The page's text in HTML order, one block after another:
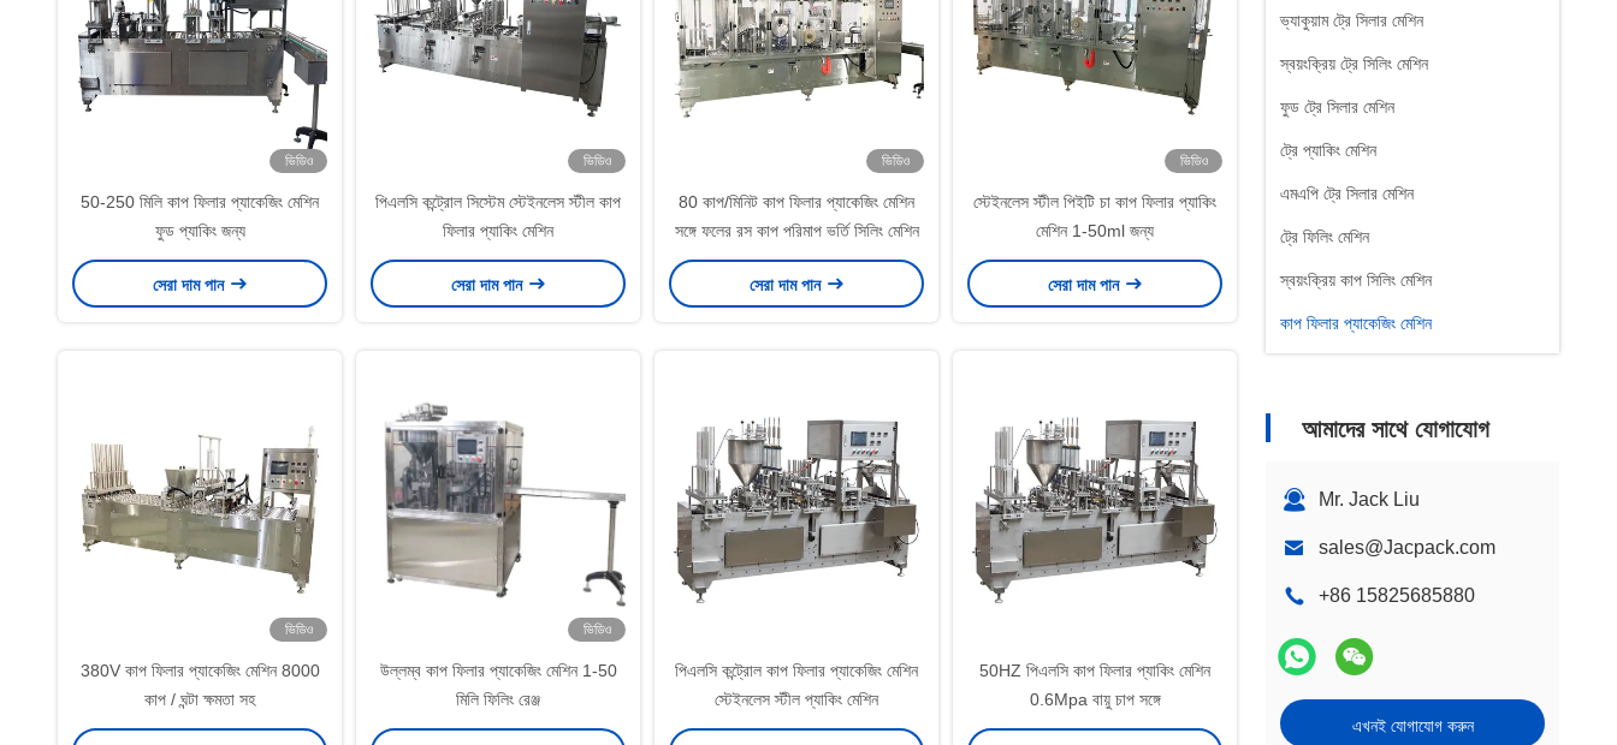
ভ্যাকুয়াম ট্রে সিলার মেশিন
স্বয়ংক্রিয় ট্রে সিলিং মেশিন
ফুড ট্রে সিলার মেশিন
ট্রে প্যাকিং মেশিন
এমএপি ট্রে সিলার মেশিন
ট্রে ফিলিং মেশিন
স্বয়ংক্রিয় কাপ সিলিং মেশিন
কাপ ফিলার প্যাকেজিং মেশিন
আমাদের সাথে যোগাযোগ
Mr. Jack Liu
sales@Jacpack.com
+86 15825685880
এখনই যোগাযোগ করুন
ভিডিও
50-250 মিলি কাপ ফিলার প্যাকেজিং মেশিন
ফুড প্যাকিং জন্য
সেরা দাম পান
ভিডিও
পিএলসি কন্ট্রোল সিস্টেম স্টেইনলেস স্টীল কাপ
ফিলার প্যাকিং মেশিন
সেরা দাম পান
ভিডিও
80 কাপ/মিনিট কাপ ফিলার প্যাকেজিং মেশিন
সঙ্গে ফলের রস কাপ পরিমাপ ভর্তি সিলিং মেশিন
সেরা দাম পান
ভিডিও
স্টেইনলেস স্টীল পিইটি চা কাপ ফিলার প্যাকিং
মেশিন 1-50ml জন্য
সেরা দাম পান
ভিডিও
380V কাপ ফিলার প্যাকেজিং মেশিন 8000
কাপ / ঘন্টা ক্ষমতা সহ
ভিডিও
উল্লম্ব কাপ ফিলার প্যাকেজিং মেশিন 1-50
মিলি ফিলিং রেঞ্জ
পিএলসি কন্ট্রোল কাপ ফিলার প্যাকেজিং মেশিন
স্টেইনলেস স্টীল প্যাকিং মেশিন
50HZ পিএলসি কাপ ফিলার প্যাকিং মেশিন
0.6Mpa বায়ু চাপ সঙ্গে